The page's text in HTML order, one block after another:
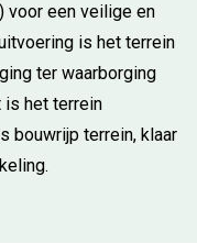
voor een veilige en
is het terrein
ter waarborging
is het terrein
bouwrijp terrein, klaar